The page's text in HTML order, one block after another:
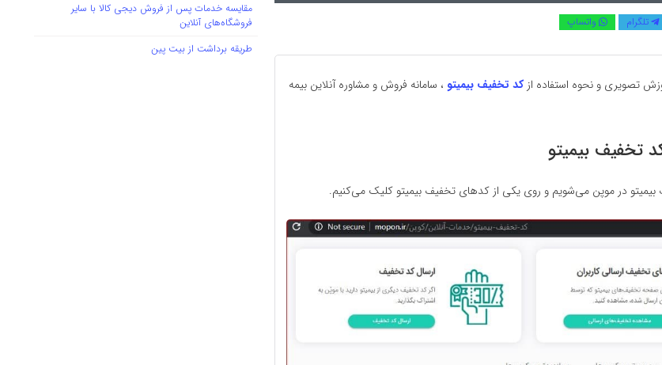
تلگرام واتساپ
تصویری و نحوه استفاده ازکد تخفیف بیمیتو ، سامانه فروش و مشاوره آنلاین بیمه
تخفیف بیمیتو
بیمیتو در موپن می‌شویم و روی یکی از کدهای تخفیف بیمیتو کلیک می‌کنیم.
مقایسه خدمات پس از فروش دیجی کالا با سایر
فروشگاه‌های آنلاین
طریقه برداشت از بیت پین